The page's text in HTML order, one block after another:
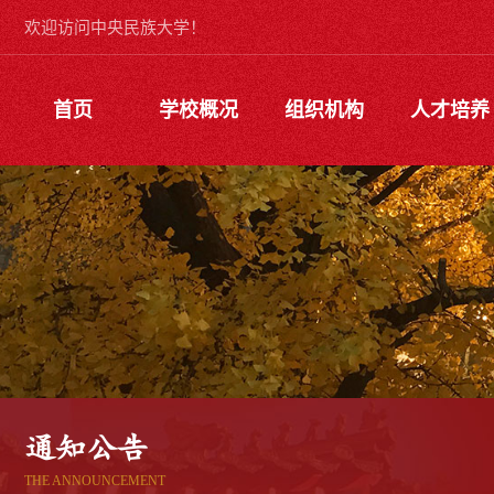
欢迎访问中央民族大学！
首页 学校概况 组织机构 人才培养
通知公告
THE ANNOUNCEMENT